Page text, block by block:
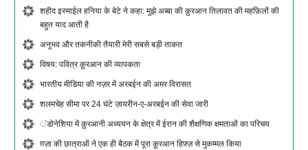
शहीद इस्माईल हनिया के बेटे ने कहा: मुझे अब्बा की क़ुरआन तिलावत की महफ़िलों की
बहुत याद आती है
अनुभव और तकनीकी तैयारी मेरी सबसे बड़ी ताकत
विषय: पवित्र क़ुरआन की व्यापकता
भारतीय मीडिया की नज़र में अरबईन की अमर विरासत
शलमचेह सीमा पर 24 घंटे ज़ायरीन-ए-अरबईन की सेवा जारी
ंडोनेशिया में क़ुरआनी अध्ययन के क्षेत्र में ईरान की शैक्षणिक क्षमताओं का परिचय
ग़ज़ा की छात्राओं ने एक ही बैठक में पूरा क़ुरआन हिफ़्ज़ से मुकम्मल किया